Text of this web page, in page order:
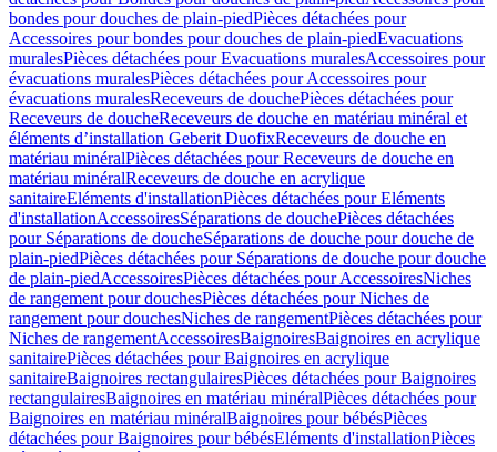
bondes pour douches de plain-piedPièces détachées pour
Accessoires pour bondes pour douches de plain-piedEvacuations
muralesPièces détachées pour Evacuations muralesAccessoires pour
évacuations muralesPièces détachées pour Accessoires pour
évacuations muralesReceveurs de douchePièces détachées pour
Receveurs de doucheReceveurs de douche en matériau minéral et
éléments d’installation Geberit DuofixReceveurs de douche en
matériau minéralPièces détachées pour Receveurs de douche en
matériau minéralReceveurs de douche en acrylique
sanitaireEléments d'installationPièces détachées pour Eléments
d'installationAccessoiresSéparations de douchePièces détachées
pour Séparations de doucheSéparations de douche pour douche de
plain-piedPièces détachées pour Séparations de douche pour douche
de plain-piedAccessoiresPièces détachées pour AccessoiresNiches
de rangement pour douchesPièces détachées pour Niches de
rangement pour douchesNiches de rangementPièces détachées pour
Niches de rangementAccessoiresBaignoiresBaignoires en acrylique
sanitairePièces détachées pour Baignoires en acrylique
sanitaireBaignoires rectangulairesPièces détachées pour Baignoires
rectangulairesBaignoires en matériau minéralPièces détachées pour
Baignoires en matériau minéralBaignoires pour bébésPièces
détachées pour Baignoires pour bébésEléments d'installationPièces